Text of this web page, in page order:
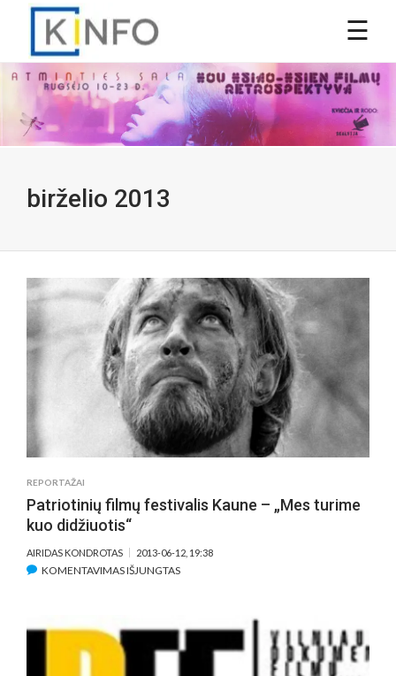
birželio 2013
REPORTAŽAI
Patriotinių filmų festivalis Kaune – „Mes turime
kuo didžiuotis“
AIRIDAS KONDROTAS 2013-06-12, 19:38
KOMENTAVIMAS IŠJUNGTASĮRAŠE